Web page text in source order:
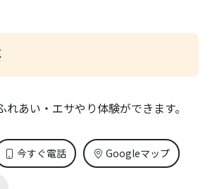
あい・エサやり体験ができます。
今すぐ電話 Googleマップ